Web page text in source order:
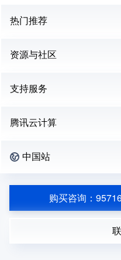
热门推荐
资源与社区
支持服务
腾讯云计算
中国站
购买咨询：